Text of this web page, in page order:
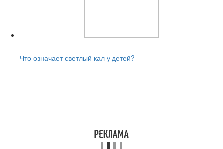
Что означает светлый кал у детей?